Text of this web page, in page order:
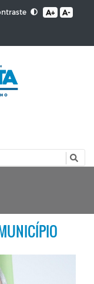
A+ A-